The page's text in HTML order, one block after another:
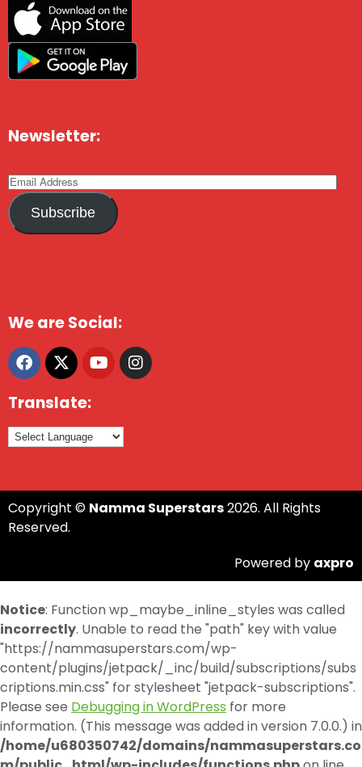
Newsletter:
Subscribe
We are Social:
Translate:
Copyright © Namma Superstars2026. All Rights
Reserved.
Powered by axpro
Notice: Function wp_maybe_inline_styles was called
incorrectly. Unable to read the "path" key with value
"https://nammasuperstars.com/wp-
content/plugins/jetpack/_inc/build/subscriptions/subs
criptions.min.css" for stylesheet "jetpack-subscriptions".
Please see Debugging in WordPress for more
information. (This message was added in version 7.0.0.) in
/home/u680350742/domains/nammasuperstars.co